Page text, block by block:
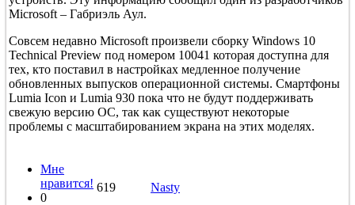
Microsoft – Габриэль Аул.
Совсем недавно Microsoft произвели сборку Windows 10
Technical Preview под номером 10041 которая доступна для
тех, кто поставил в настройках медленное получение
обновленных выпусков операционной системы. Смартфоны
Lumia Icon и Lumia 930 пока что не будут поддерживать
свежую версию ОС, так как существуют некоторые
проблемы с масштабированием экрана на этих моделях.
Мне
нравится!
0
619 Nasty